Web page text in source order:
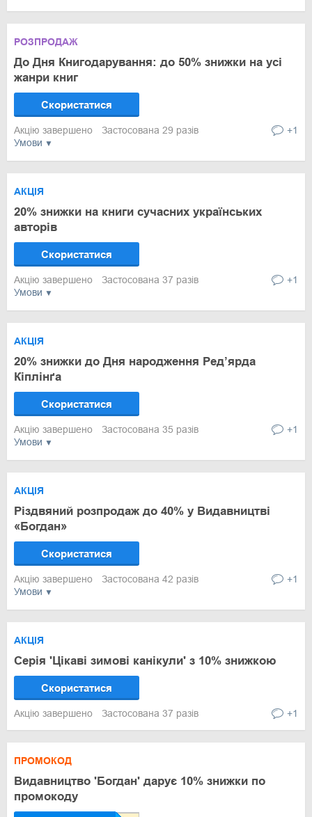
Умови
РОЗПРОДАЖ
До Дня Книгодарування: до 50% знижки на усі
жанри книг
Скористатися
Акцію завершено Застосована 29 разів +1
Умови
АКЦІЯ
20% знижки на книги сучасних українських
авторів
Скористатися
Акцію завершено Застосована 37 разів +1
Умови
АКЦІЯ
20% знижки до Дня народження Ред’ярда
Кіплінґа
Скористатися
Акцію завершено Застосована 35 разів +1
Умови
АКЦІЯ
Різдвяний розпродаж до 40% у Видавництві
«Богдан»
Скористатися
Акцію завершено Застосована 42 разів +1
АКЦІЯ
Серія 'Цікаві зимові канікули' з 10% знижкою
Скористатися
Акцію завершено Застосована 37 разів +1
ПРОМОКОД
Видавництво 'Богдан' дарує 10% знижки по
промокоду